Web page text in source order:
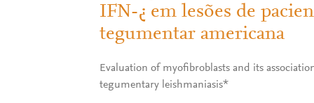
IFN-¿ em lesões de
tegumentar americana
Evaluation of myofibroblasts and its
tegumentary leishmaniasis*